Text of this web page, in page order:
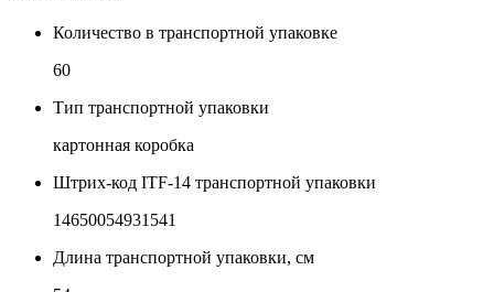
Количество в транспортной упаковке
60
Тип транспортной упаковки
картонная коробка
Штрих-код ITF-14 транспортной упаковки
14650054931541
Длина транспортной упаковки, см